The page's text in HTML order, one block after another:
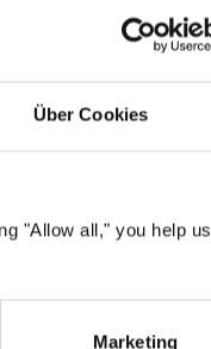
Über Cookies
"Allow all," you help us
Marketing
eine
stärkt.